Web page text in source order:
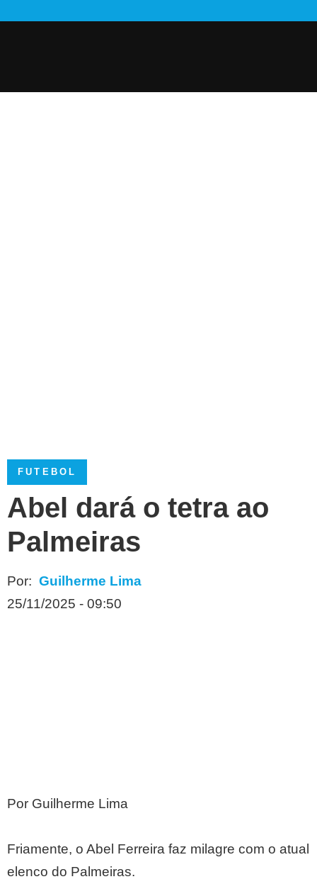
FUTEBOL
Abel dará o tetra ao
Palmeiras
Por: Guilherme Lima
25/11/2025 - 09:50
Por Guilherme Lima
Friamente, o Abel Ferreira faz milagre com o atual
elenco do Palmeiras.